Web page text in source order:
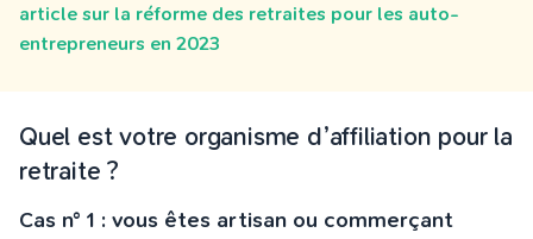
article sur la réforme des retraites pour les auto-
entrepreneurs en 2023
Quel est votre organisme d’affiliation pour la
retraite ?
Cas n° 1 : vous êtes artisan ou commerçant